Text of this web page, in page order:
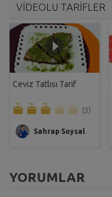
VİDEOLU TARİFLER
Ceviz Tatlısı Tarif
(3)
Sahrap Soysal
YORUMLAR